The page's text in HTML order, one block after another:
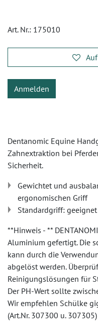
Art. Nr.: 175010
Anmelden
Dentanomic Equine
Zahnextraktion bei
Sicherheit.
Gewichtet und
ergonomischen Griff
Standardgriff:
**Hinweis - **
Aluminium gefertigt. Die
kann durch die
abgelöst werden.
Reinigungslösungen für
Der PH-Wert sollte
Wir empfehlen Schülke
(Art.Nr. 307300 u. 307305)